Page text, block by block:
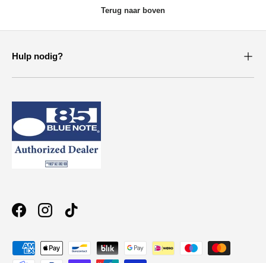
Terug naar boven
Hulp nodig?
FacebookInstagramTikTok
Geaccepteerde betaalmethoden